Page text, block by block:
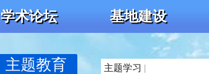
学术论坛 基地建设
主题教育 主题学习 |